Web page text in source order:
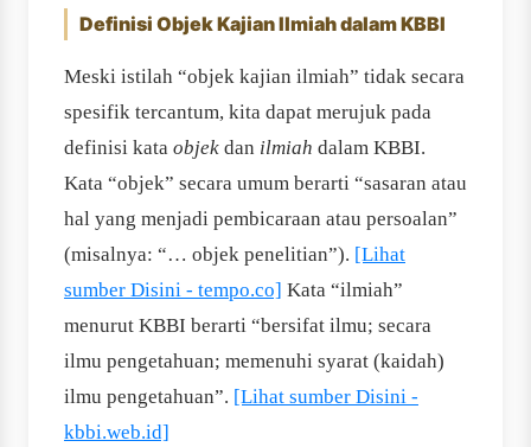
Definisi Objek Kajian Ilmiah dalam KBBI
Meski istilah “objek kajian ilmiah” tidak secara
spesifik tercantum, kita dapat merujuk pada
definisi kata objek dan ilmiah dalam KBBI.
Kata “objek” secara umum berarti “sasaran atau
hal yang menjadi pembicaraan atau persoalan”
(misalnya: “… objek penelitian”). [Lihat
sumber Disini - tempo.co] Kata “ilmiah”
menurut KBBI berarti “bersifat ilmu; secara
ilmu pengetahuan; memenuhi syarat (kaidah)
ilmu pengetahuan”. [Lihat sumber Disini -
kbbi.web.id]